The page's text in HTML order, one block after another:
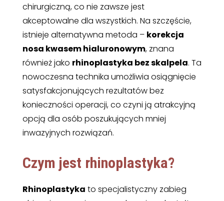
chirurgiczną, co nie zawsze jest
akceptowalne dla wszystkich. Na szczęście,
istnieje alternatywna metoda – korekcja
nosa kwasem hialuronowym, znana
również jako rhinoplastyka bez skalpela. Ta
nowoczesna technika umożliwia osiągnięcie
satysfakcjonujących rezultatów bez
konieczności operacji, co czyni ją atrakcyjną
opcją dla osób poszukujących mniej
inwazyjnych rozwiązań.
Czym jest rhinoplastyka?
Rhinoplastyka to specjalistyczny zabieg